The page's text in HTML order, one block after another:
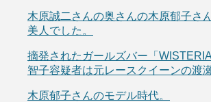
木原誠二さんの奥さんの木原郁子さ
美人でした。
摘発されたガールズバー「
智子容疑者は元レースクイーンの渡瀬
木原郁子さんのモデル時代。